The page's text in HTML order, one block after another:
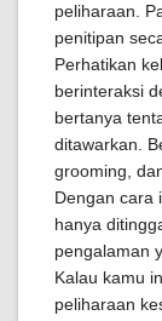
peliharaan.
penitipan
Perhatikan
berinteraksi
bertanya
ditawarkan.
grooming,
Dengan cara
hanya
pengalaman
Kalau kamu
peliharaan